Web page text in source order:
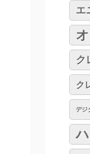
エ
ク
ク
デジ